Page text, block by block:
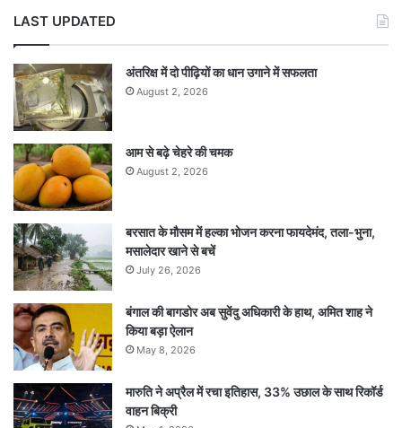
LAST UPDATED
अंतरिक्ष में दो पीढ़ियों का धान उगाने में सफलता
August 2, 2026
आम से बढ़े चेहरे की चमक
August 2, 2026
बरसात के मौसम में हल्का भोजन करना फायदेमंद, तला-भुना,
मसालेदार खाने से बचें
July 26, 2026
बंगाल की बागडोर अब सुवेंदु अधिकारी के हाथ, अमित शाह ने
किया बड़ा ऐलान
May 8, 2026
मारुति ने अप्रैल में रचा इतिहास, 33% उछाल के साथ रिकॉर्ड
वाहन बिक्री